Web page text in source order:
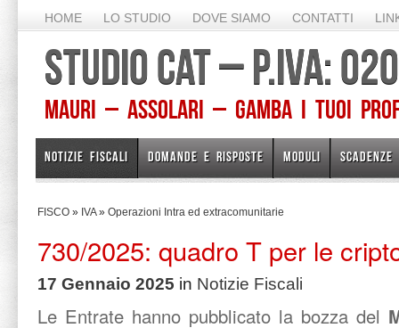
HOME LO STUDIO DOVE SIAMO CONTATTI
STUDIO CAT – P.IVA:
Mauri – Assolari – Gamba I TUOI
NOTIZIE FISCALI DOMANDE E RISPOSTE MODULI SCADENZE
FISCO » IVA» Operazioni Intra ed extracomunitarie
730/2025: quadro T per le
17 Gennaio 2025 in Notizie Fiscali
Le Entrate hanno pubblicato la bozza del